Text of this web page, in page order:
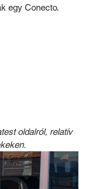
egy Conecto.
oldalról, relatív